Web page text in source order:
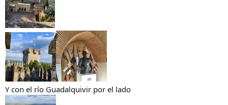
Y con el río Guadalquivir por el lado